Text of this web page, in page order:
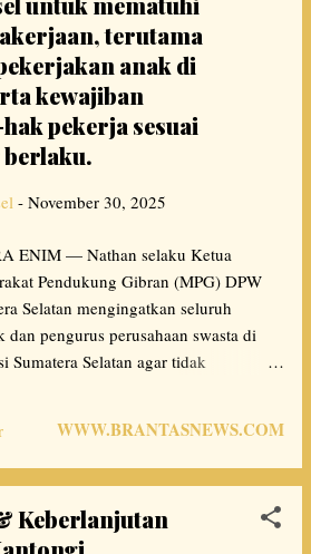
terutama
anak di
kewajiban
pekerja sesuai
berlaku.
- November 30, 2025
ENIM — Nathan selaku Ketua
Pendukung Gibran (MPG) DPW
Selatan mengingatkan seluruh
dan pengurus perusahaan swasta di
Sumatera Selatan agar tidak
bahwa tindakan tersebut tidak
aturan hukum, tetapi juga
anak sebagaimana diamanatkan
“Tidak ada alasan bagi perusahaan
WWW.BRANTASNEWS.COM
Keberlanjutan